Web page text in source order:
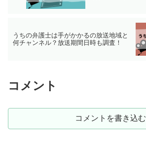
うちの弁護士は手がかかるの放送地域と
何チャンネル？放送期間日時も調査！
コメント
コメントを書き込む